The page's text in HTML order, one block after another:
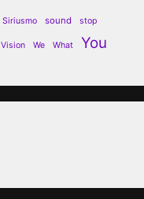
Siriusmo sound stop
Vision We What You